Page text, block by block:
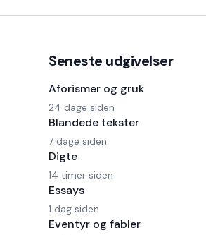
Seneste udgivelser
Aforismer og gruk
24 dage siden
Blandede tekster
7 dage siden
Digte
14 timer siden
Essays
1 dag siden
Eventyr og fabler